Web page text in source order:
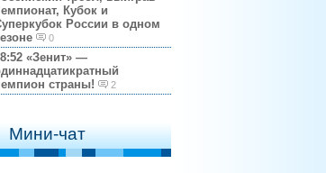
Кубок и
России в одном
0
«Зенит» —
страны!
2
Мини-чат